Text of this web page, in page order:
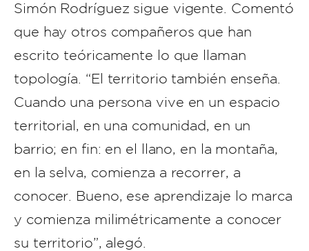
Simón Rodríguez sigue vigente. Comentó
que hay otros compañeros que han
escrito teóricamente lo que llaman
topología. “El territorio también enseña.
Cuando una persona vive en un espacio
territorial, en una comunidad, en un
barrio; en fin: en el llano, en la montaña,
en la selva, comienza a recorrer, a
conocer. Bueno, ese aprendizaje lo marca
y comienza milimétricamente a conocer
su territorio”, alegó.